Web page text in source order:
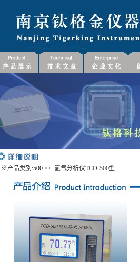
※产品类别:500>> 氢气分析仪TCD-500型